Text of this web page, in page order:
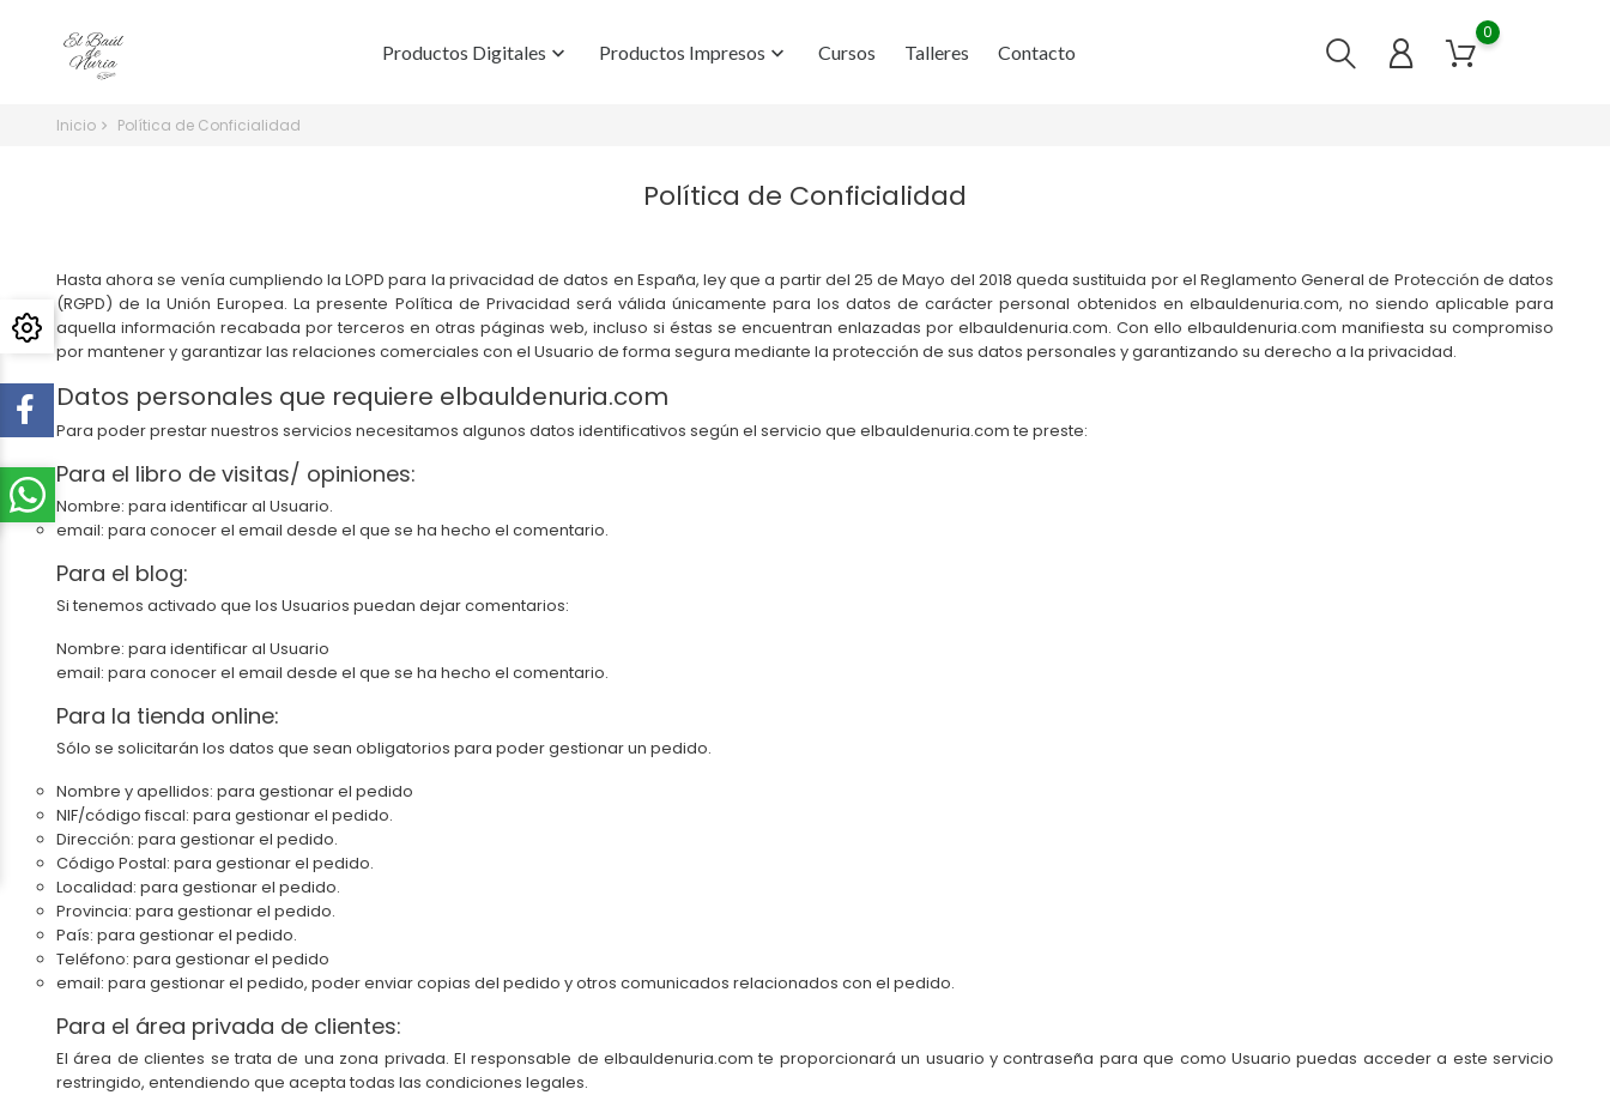
Productos Digitales  Productos Impresos  Cursos Talleres Contacto
0
Inicio Política de Conficialidad
Política de Conficialidad
Hasta ahora se venía cumpliendo la LOPD para la privacidad de datos en España, ley que a partir del 25 de Mayo del 2018 queda sustituida por el Reglamento General de Protección de datos
(RGPD) de la Unión Europea. La presente Política de Privacidad será válida únicamente para los datos de carácter personal obtenidos en elbauldenuria.com, no siendo aplicable para
aquella información recabada por terceros en otras páginas web, incluso si éstas se encuentran enlazadas por elbauldenuria.com. Con ello elbauldenuria.com manifiesta su compromiso
por mantener y garantizar las relaciones comerciales con el Usuario de forma segura mediante la protección de sus datos personales y garantizando su derecho a la privacidad.
Datos personales que requiere elbauldenuria.com
Para poder prestar nuestros servicios necesitamos algunos datos identificativos según el servicio que elbauldenuria.com te preste:
Para el libro de visitas/ opiniones:
Nombre: para identificar al Usuario.
email: para conocer el email desde el que se ha hecho el comentario.
Para el blog:
Si tenemos activado que los Usuarios puedan dejar comentarios:
Nombre: para identificar al Usuario
email: para conocer el email desde el que se ha hecho el comentario.
Para la tienda online:
Sólo se solicitarán los datos que sean obligatorios para poder gestionar un pedido.
Nombre y apellidos: para gestionar el pedido
NIF/código fiscal: para gestionar el pedido.
Dirección: para gestionar el pedido.
Código Postal: para gestionar el pedido.
Localidad: para gestionar el pedido.
Provincia: para gestionar el pedido.
País: para gestionar el pedido.
Teléfono: para gestionar el pedido
email: para gestionar el pedido, poder enviar copias del pedido y otros comunicados relacionados con el pedido.
Para el área privada de clientes:
El área de clientes se trata de una zona privada. El responsable de elbauldenuria.com te proporcionará un usuario y contraseña para que como Usuario puedas acceder a este servicio
restringido, entendiendo que acepta todas las condiciones legales.